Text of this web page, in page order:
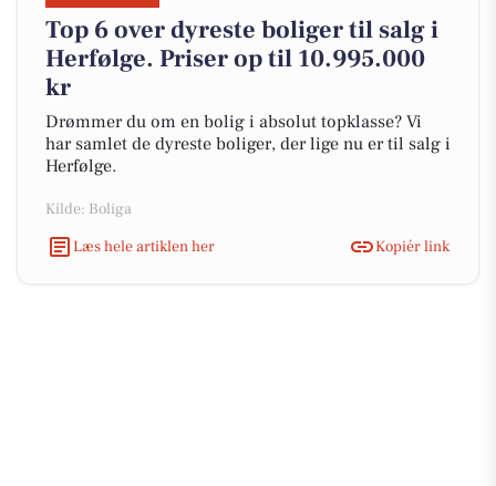
Top 6 over dyreste boliger til salg i
Herfølge. Priser op til 10.995.000
kr
Drømmer du om en bolig i absolut topklasse? Vi
har samlet de dyreste boliger, der lige nu er til salg i
Herfølge.
Kilde: Boliga
Læs hele artiklen her
Kopiér link